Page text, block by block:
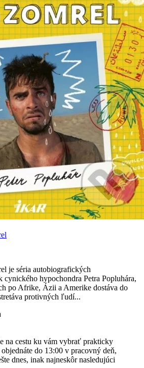
je séria autobiografických
hypochondra Petra Popluhára,
po Afrike, Ázii a Amerike dostáva do
protivných ľudí...
na cestu ku vám vybrať prakticky
do 13:00 v pracovný deň,
dnes, inak najneskôr nasledujúci